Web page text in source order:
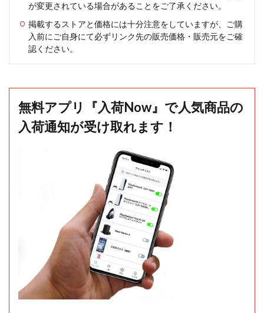
が変更されている場合があることをご了承ください。
掲載するストアと価格には十分注意をしていますが、ご購
入前にご自身にて必ずリンク先の販売価格・販売元をご確
認ください。
無料アプリ『入荷Now』で人気商品の
入荷通知が受け取れます！